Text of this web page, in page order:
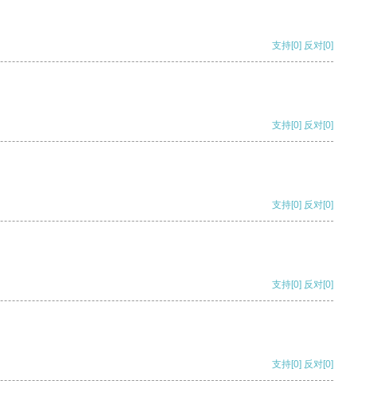
支持[0] 反对[0]
支持[0] 反对[0]
支持[0] 反对[0]
支持[0] 反对[0]
支持[0] 反对[0]